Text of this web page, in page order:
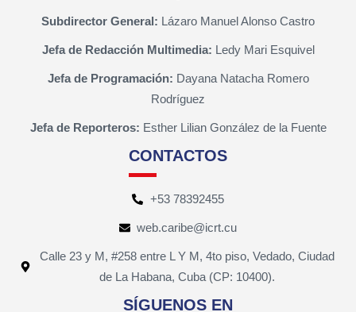
Subdirector General: Lázaro Manuel Alonso Castro
Jefa de Redacción Multimedia: Ledy Mari Esquivel
Jefa de Programación: Dayana Natacha Romero
Rodríguez
Jefa de Reporteros: Esther Lilian González de la Fuente
CONTACTOS
+53 78392455
web.caribe@icrt.cu
Calle 23 y M, #258 entre L Y M, 4to piso, Vedado, Ciudad
de La Habana, Cuba (CP: 10400).
SÍGUENOS EN